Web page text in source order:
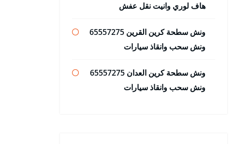
هاف لوري وانيت نقل عفش
ونش سطحة كرين القرين 65557275
ونش سحب وانقاذ سيارات
ونش سطحة كرين العدان 65557275
ونش سحب وانقاذ سيارات